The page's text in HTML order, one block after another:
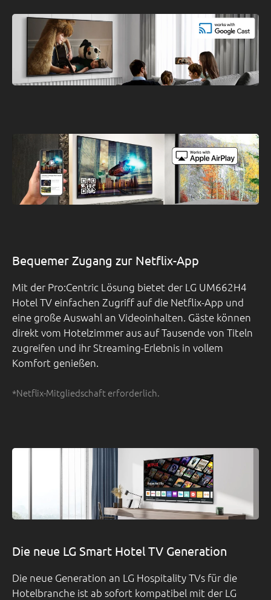
Die neue LG Smart Hotel TV Generation
Die neue Generation an LG Hospitality TVs für die
Hotelbranche ist ab sofort kompatibel mit der LG
Bequemer Zugang zur Netflix-App
Mit der Pro:Centric Lösung bietet der LG UM662H4
Hotel TV einfachen Zugriff auf die Netflix-App und
eine große Auswahl an Videoinhalten. Gäste können
direkt vom Hotelzimmer aus auf Tausende von Titeln
zugreifen und ihr Streaming-Erlebnis in vollem
Komfort genießen.
*Netflix-Mitgliedschaft erforderlich.